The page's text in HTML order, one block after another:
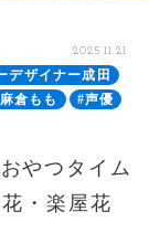
2025.11.21
デザイナー成田
倉もも
#声優
やつタイム
・楽屋花